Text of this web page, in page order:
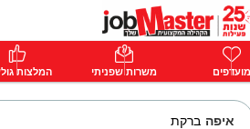
התחבר
מועדפים משרות שפניתי המלצות
איפה